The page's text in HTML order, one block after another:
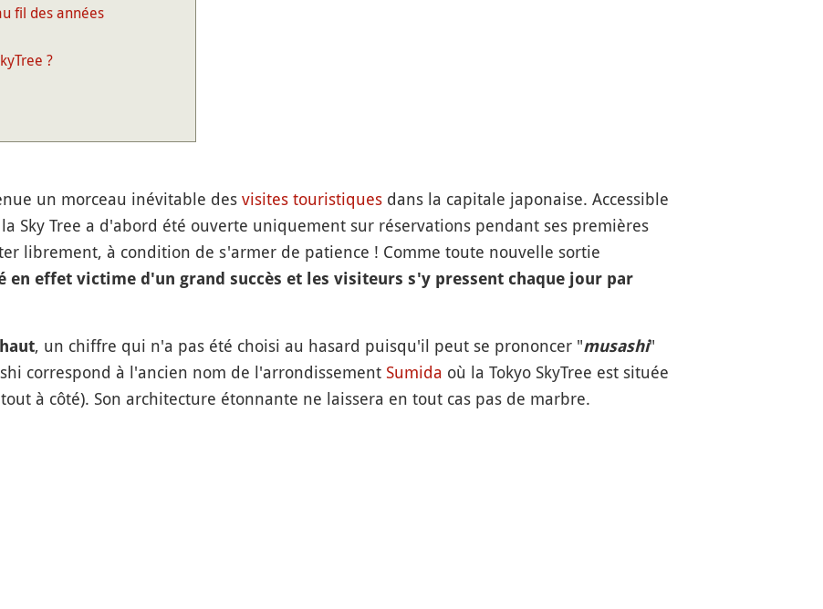
fil des années
?
un morceau inévitable des visites touristiquesdans la capitale japonaise. Accessible
la Sky Tree a d'abord été ouverte uniquement sur réservations pendant ses premières
librement, à condition de s'armer de patience ! Comme toute nouvelle sortie
en effet victime d'un grand succès et les visiteurs s'y pressent chaque jour par
, un chiffre qui n'a pas été choisi au hasard puisqu'il peut se prononcer "musashi"
correspond à l'ancien nom de l'arrondissement Sumida où la Tokyo SkyTree est située
à côté). Son architecture étonnante ne laissera en tout cas pas de marbre.